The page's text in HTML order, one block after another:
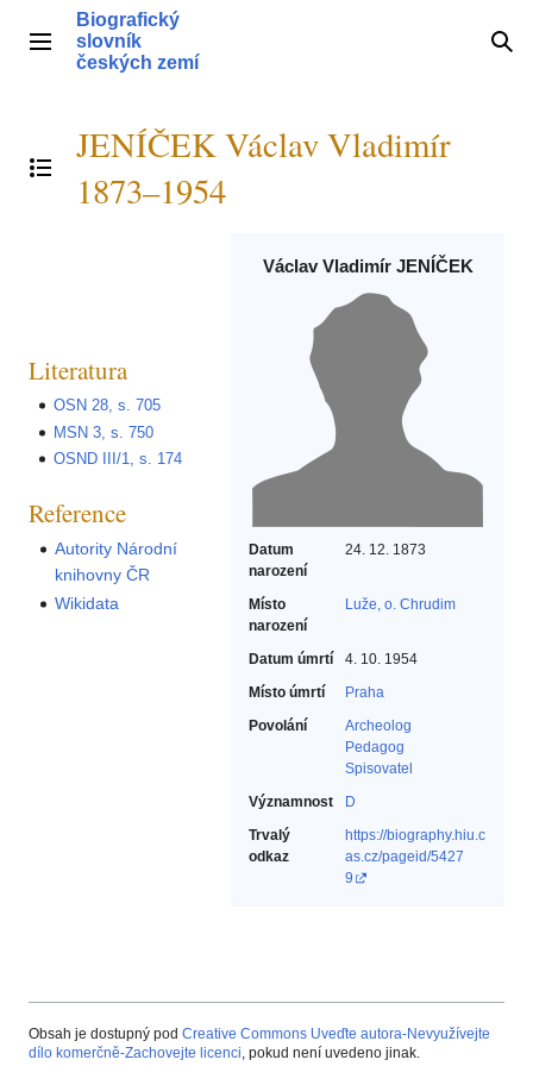
obsahHlavní menu
Biografický
slovník
českých zemí
Přepnout obsah
JENÍČEK Václav Vladimír
1873–1954
Václav Vladimír JENÍČEK
Datum
narození
24. 12. 1873
Místo
narození
Luže, o. Chrudim
Datum úmrtí
4. 10. 1954
Místo úmrtí
Praha
Povolání
Archeolog‎
Pedagog‎
Spisovatel‎
Významnost
D
Trvalý
odkaz
https://biography.hiu.c
as.cz/pageid/5427
9
Literatura
OSN 28, s. 705
MSN 3, s. 750
OSND III/1, s. 174
Reference
Autority Národní
knihovny ČR
Wikidata
Obsah je dostupný pod Creative Commons Uveďte autora-Nevyužívejte
dílo komerčně-Zachovejte licenci, pokud není uvedeno jinak.